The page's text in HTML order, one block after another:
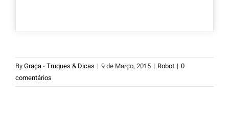
ByGraça - Truques & Dicas | 9 de Março, 2015 | Robot | 0
comentários